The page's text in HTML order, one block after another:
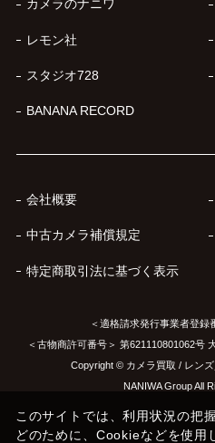
カメラのナニワ
レモン社
スタジオ728
BANANA RECORD
会社概要
中古カメラ補償規定
特定商取引法に基づく表示
＜適格請求発行事業者登録
＜古物商許可番号＞ 第621110801062号
Copyright © カメラ買取 / レン
NANIWA Group All
このサイトでは、利用状況の把
どのために、Cookieなどを使用